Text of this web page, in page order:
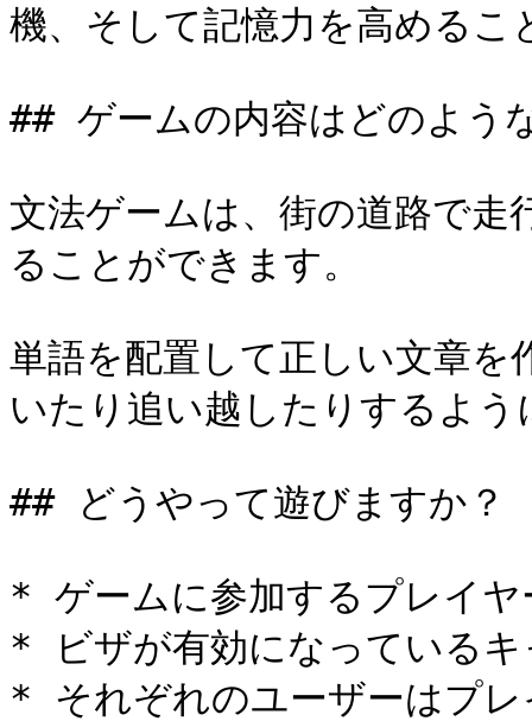
機、そして記憶力を高めるこ
## ゲームの内容はどのよう
文法ゲームは、街の道路で
ることができます。
単語を配置して正しい文章を
いたり追い越したりするよう
## どうやって遊びますか？
* ゲームに参加するプレイ
* ビザが有効になっているキ
* それぞれのユーザーはプ